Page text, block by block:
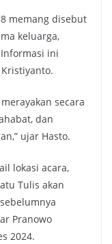
memang disebut
keluarga,
ini
secara
dan
ujar Hasto.
lokasi acara,
Tulis akan
Pranowo
2024.